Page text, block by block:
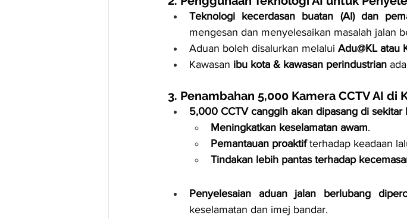
Teknologi kecerdasan buatan (AI) dan
mengesan dan menyelesaikan masalah jalan
Aduan boleh disalurkan melalui Adu@KL atau
Kawasan ibu kota & kawasan perindustrian
3. Penambahan 5,000 Kamera CCTV AI di
5,000 CCTV canggih akan dipasang di sekitar
Meningkatkan keselamatan awam.
Pemantauan proaktif terhadap keadaan
Tindakan lebih pantas terhadap
Penyelesaian aduan jalan berlubang
keselamatan dan imej bandar.